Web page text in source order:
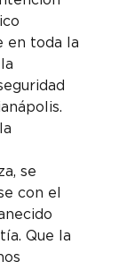
en toda la
se
con el
Que la